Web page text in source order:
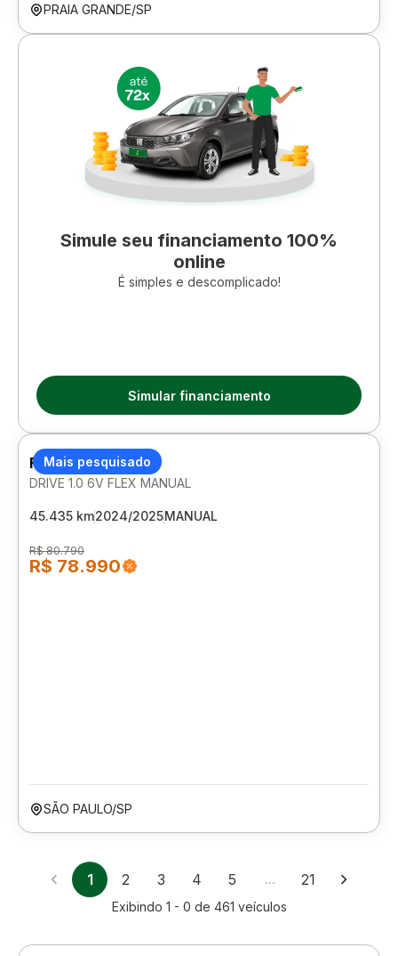
PRAIA GRANDE/SP
Simule seu financiamento 100%
online
É simples e descomplicado!
Simular financiamento
Mais pesquisado
FIAT CRONOS
DRIVE 1.0 6V FLEX MANUAL
45.435 km2024/2025MANUAL
R$ 80.790
R$ 78.990
SÃO PAULO/SP
1 2 3 4 5 … 21
Exibindo 1 - 0 de 461 veículos